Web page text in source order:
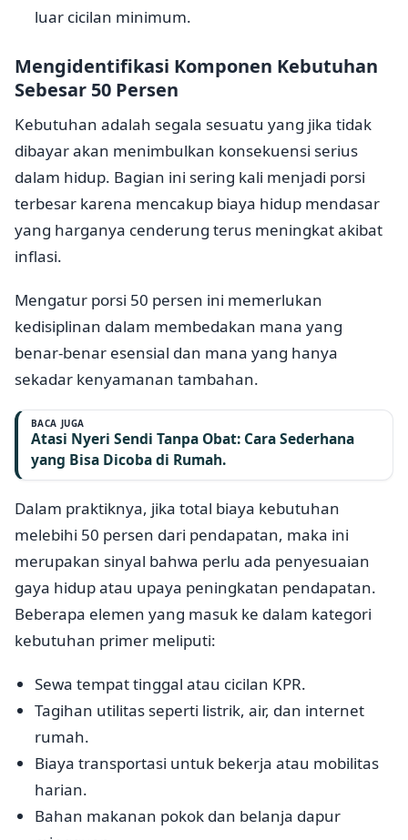
luar cicilan minimum.
Mengidentifikasi Komponen Kebutuhan
Sebesar 50 Persen
Kebutuhan adalah segala sesuatu yang jika tidak
dibayar akan menimbulkan konsekuensi serius
dalam hidup. Bagian ini sering kali menjadi porsi
terbesar karena mencakup biaya hidup mendasar
yang harganya cenderung terus meningkat akibat
inflasi.
Mengatur porsi 50 persen ini memerlukan
kedisiplinan dalam membedakan mana yang
benar-benar esensial dan mana yang hanya
sekadar kenyamanan tambahan.
BACA JUGA
Atasi Nyeri Sendi Tanpa Obat: Cara Sederhana
yang Bisa Dicoba di Rumah.
Dalam praktiknya, jika total biaya kebutuhan
melebihi 50 persen dari pendapatan, maka ini
merupakan sinyal bahwa perlu ada penyesuaian
gaya hidup atau upaya peningkatan pendapatan.
Beberapa elemen yang masuk ke dalam kategori
kebutuhan primer meliputi:
Sewa tempat tinggal atau cicilan KPR.
Tagihan utilitas seperti listrik, air, dan internet
rumah.
Biaya transportasi untuk bekerja atau mobilitas
harian.
Bahan makanan pokok dan belanja dapur